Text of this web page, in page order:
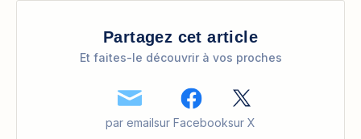
Partagez cet article
Et faites-le découvrir à vos proches
par emailsur Facebooksur X